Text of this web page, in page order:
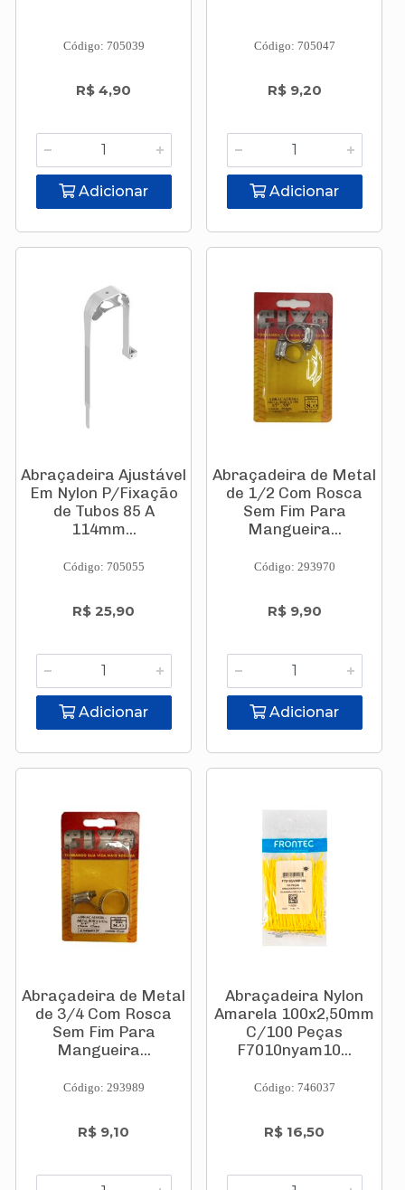
Código: 705039
R$ 4,90
Adicionar
Código: 705047
R$ 9,20
Adicionar
Abraçadeira Ajustável
Em Nylon P/Fixação
de Tubos 85 A
114mm...
Código: 705055
R$ 25,90
Adicionar
Abraçadeira de Metal
de 1/2 Com Rosca
Sem Fim Para
Mangueira...
Código: 293970
R$ 9,90
Adicionar
Abraçadeira de Metal
de 3/4 Com Rosca
Sem Fim Para
Mangueira...
Código: 293989
R$ 9,10
Abraçadeira Nylon
Amarela 100x2,50mm
C/100 Peças
F7010nyam10...
Código: 746037
R$ 16,50